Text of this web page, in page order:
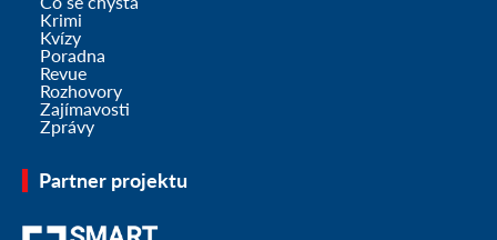
Krimi
Kvízy
Poradna
Revue
Rozhovory
Zajímavosti
Zprávy
Partner projektu